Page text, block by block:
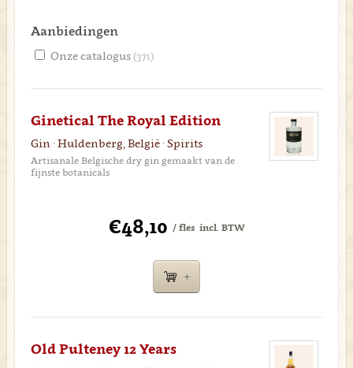
Aanbiedingen
Onze catalogus(371)
Ginetical The Royal Edition
Gin · Huldenberg, België · Spirits
Artisanale Belgische dry gin gemaakt van de
fijnste botanicals
€48,10 / fles incl. BTW
Old Pulteney 12 Years